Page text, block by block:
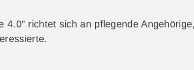
4.0” richtet sich an pflegende